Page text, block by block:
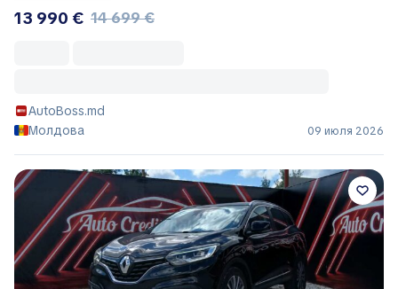
13 990 € 14 699 €
AutoBoss.md
Молдова
09 июля 2026